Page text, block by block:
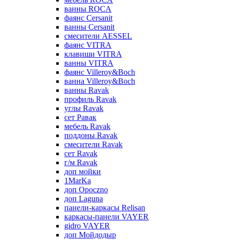
ванны ROCA
фаянс Cersanit
ванны Cersanit
смесители AESSEL
фаянс VITRA
клавиши VITRA
ванны VITRA
фаянс Villeroy&Boch
ванна Villeroy&Boch
ванны Ravak
профиль Ravak
углы Ravak
сет Равак
мебель Ravak
поддоны Ravak
смесители Ravak
сет Ravak
г/м Ravak
доп мойки
1MarKa
доп Opoczno
доп Laguna
панели-каркасы Relisan
каркасы-панели VAYER
gidro VAYER
доп Мойдодыр